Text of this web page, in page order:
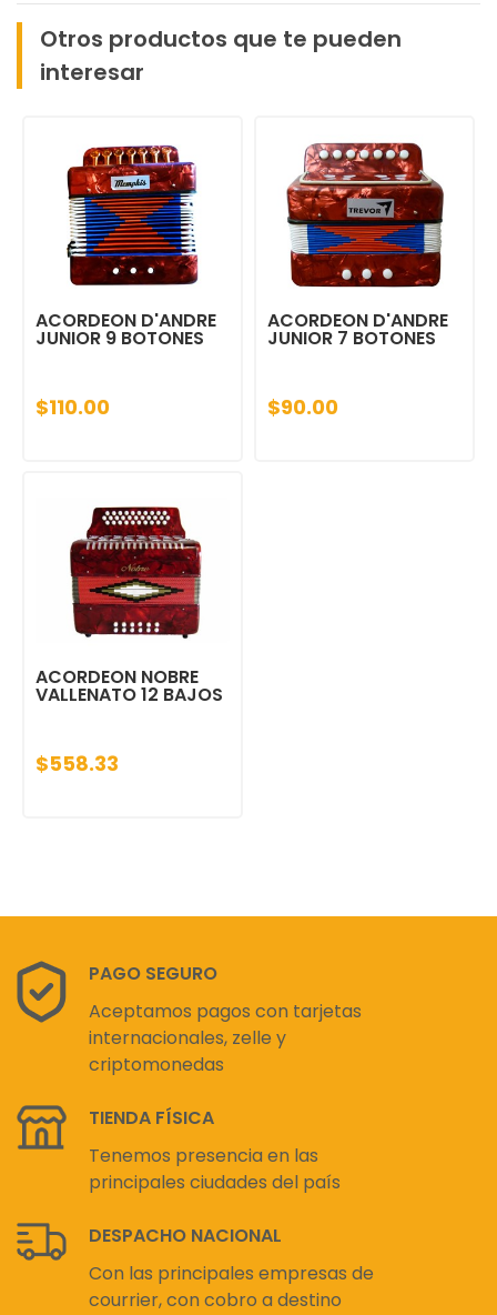
Otros productos que te pueden
interesar
ACORDEON D'ANDRE
JUNIOR 9 BOTONES
$110.00
ACORDEON D'ANDRE
JUNIOR 7 BOTONES
$90.00
ACORDEON NOBRE
VALLENATO 12 BAJOS
$558.33
PAGO SEGURO
Aceptamos pagos con tarjetas
internacionales, zelle y
criptomonedas
TIENDA FÍSICA
Tenemos presencia en las
principales ciudades del país
DESPACHO NACIONAL
Con las principales empresas de
courrier, con cobro a destino